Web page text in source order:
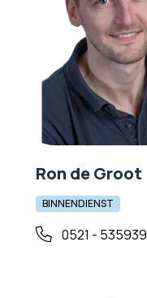
Ron de Groot
BINNENDIENST
0521 - 535939